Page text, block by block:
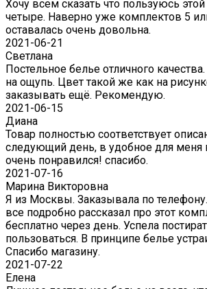
Хочу всем сказать что пользуюсь
четыре. Наверно уже комплектов 5
оставалась очень довольна.
2021-06-21
Светлана
Постельное белье отличного
на ощупь. Цвет такой же как на
заказывать ещё. Рекомендую.
2021-06-15
Диана
Товар полностью соответствует
следующий день, в удобное для меня
очень понравился! спасибо.
2021-07-16
Марина Викторовна
Я из Москвы. Заказывала по
все подробно рассказал про этот
бесплатно через день. Успела
пользоваться. В принципе белье
Спасибо магазину.
2021-07-22
Eлена